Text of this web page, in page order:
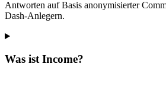
Antworten auf Basis anonymisierter
Dash-Anlegern.
Was ist Income?